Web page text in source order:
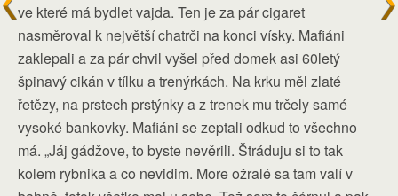
ve které má bydlet vajda. Ten je za pár cigaret
nasměroval k největší chatrči na konci vísky. Mafiáni
zaklepali a za pár chvil vyšel před domek asi 60letý
špinavý cikán v tílku a trenýrkách. Na krku měl zlaté
řetězy, na prstech prstýnky a z trenek mu trčely samé
vysoké bankovky. Mafiáni se zeptali odkud to všechno
má. „Jáj gádžove, to byste nevěrili. Štráduju si to tak
kolem rybnika a co nevidim. More ožralé sa tam valí v